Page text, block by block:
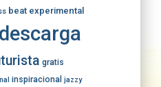
beat experimental
descarga
gratis
inspiracional jazzy